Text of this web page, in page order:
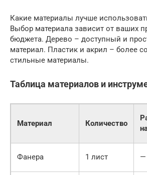
Какие материалы лучше
Выбор материала зависит от ваших
бюджета. Дерево – доступный и
материал. Пластик и акрил – более
стильные материалы.
Таблица материалов и
Материал Количество
Фанера 1 лист —